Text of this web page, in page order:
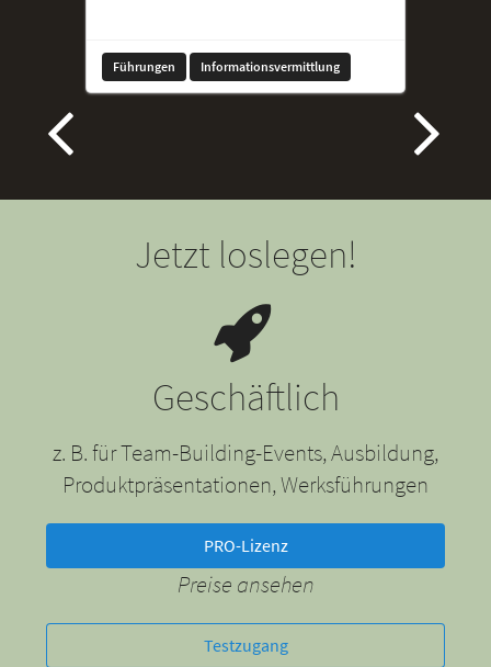
Führungen Informationsvermittlung
Jetzt loslegen!
Geschäftlich
z. B. für Team-Building-Events, Ausbildung,
Produktpräsentationen, Werksführungen
PRO-Lizenz
Preise ansehen
Testzugang